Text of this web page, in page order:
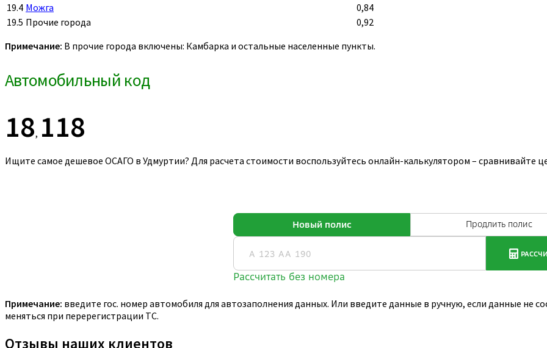
19.4 Можга
0,84
19.5 Прочие города
0,92
Примечание: В прочие города включены: Камбарка и остальные населенные пункты.
Автомобильный код
18, 118
Ищите самое дешевое ОСАГО в Удмуртии? Для расчета стоимости воспользуйтесь онлайн-калькулятором – сравнивайте
Примечание: введите гос. номер автомобиля для автозаполнения данных. Или введите данные в ручную, если данные не
меняться при перерегистрации ТС.
Отзывы наших клиентов